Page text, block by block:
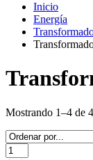
Inicio
Energía
Mostrando 1–4 de